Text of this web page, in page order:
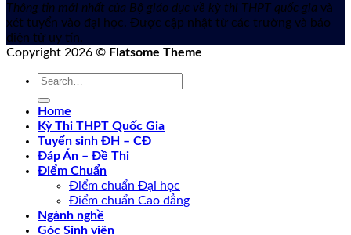
Thông tin mới nhất của Bộ giáo dục về kỳ thi THPT quốc gia và
xét tuyển vào đại học. Được cập nhật từ các trường và báo
điện tử uy tín.
Copyright 2026 © Flatsome Theme
Home
Kỳ Thi THPT Quốc Gia
Tuyển sinh ĐH – CĐ
Đáp Án – Đề Thi
Điểm Chuẩn
Điểm chuẩn Đại học
Điểm chuẩn Cao đẳng
Ngành nghề
Góc Sinh viên